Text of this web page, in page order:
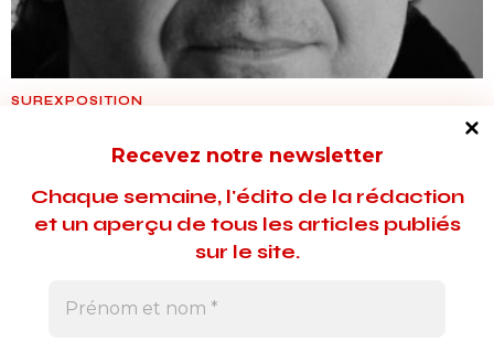
SUREXPOSITION
Pascal Kirsch, acteur et metteur en
scène spatial
Au TQI, Pascal Kirsch peaufine son adaptation de Solaris de
Stanislas Lem, dont la première est prévue dans quelques
26 mai 2021
Recevez notre newsletter
Chaque semaine, l'édito de la rédaction
et un aperçu de tous les articles publiés
sur le site.